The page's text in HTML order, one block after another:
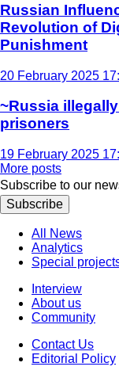
Russian
Revolution of
Punishment
20 February 2025
~Russia
prisoners
19 February 2025
More posts
Subscribe to our
Subscribe
All News
Analytics
Special
Interview
About us
Community
Contact Us
Editorial Policy